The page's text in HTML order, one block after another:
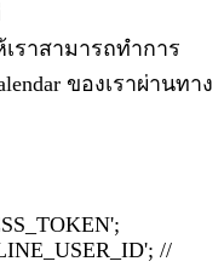
เราสามารถทำการ
ของเราผ่านทาง
//